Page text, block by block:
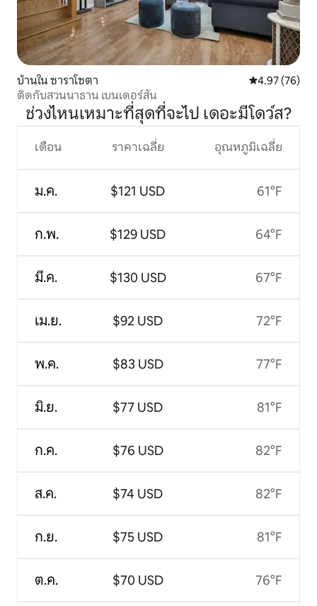
บ้านใน ซาราโซตา คะแนนเฉลี่ย
4.97 (76)
ติดกับสวนนาธาน เบนเดอร์สัน
ช่วงไหนเหมาะที่สุดที่จะไป เดอะมีโดว์ส?
เดือน
ม.ค.
ก.พ.
มี.ค.
เม.ย.
พ.ค.
มิ.ย.
ก.ค.
ส.ค.
ก.ย.
ต.ค.
ราคาเฉลี่ย
$121 USD
$129 USD
$130 USD
$92 USD
$83 USD
$77 USD
$76 USD
$74 USD
$75 USD
$70 USD
อุณหภูมิเฉลี่ย
61°F
64°F
67°F
72°F
77°F
81°F
82°F
82°F
81°F
76°F